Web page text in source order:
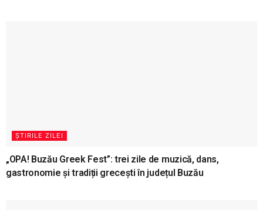
ȘTIRILE ZILEI
„OPA! Buzău Greek Fest”: trei zile de muzică, dans,
gastronomie și tradiții grecești în județul Buzău